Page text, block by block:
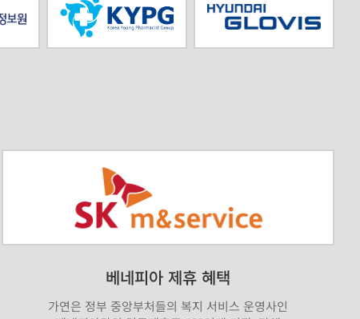
베네피아 제휴 혜택
가연은 정부 중앙부처들의 복지 서비스 운영사인